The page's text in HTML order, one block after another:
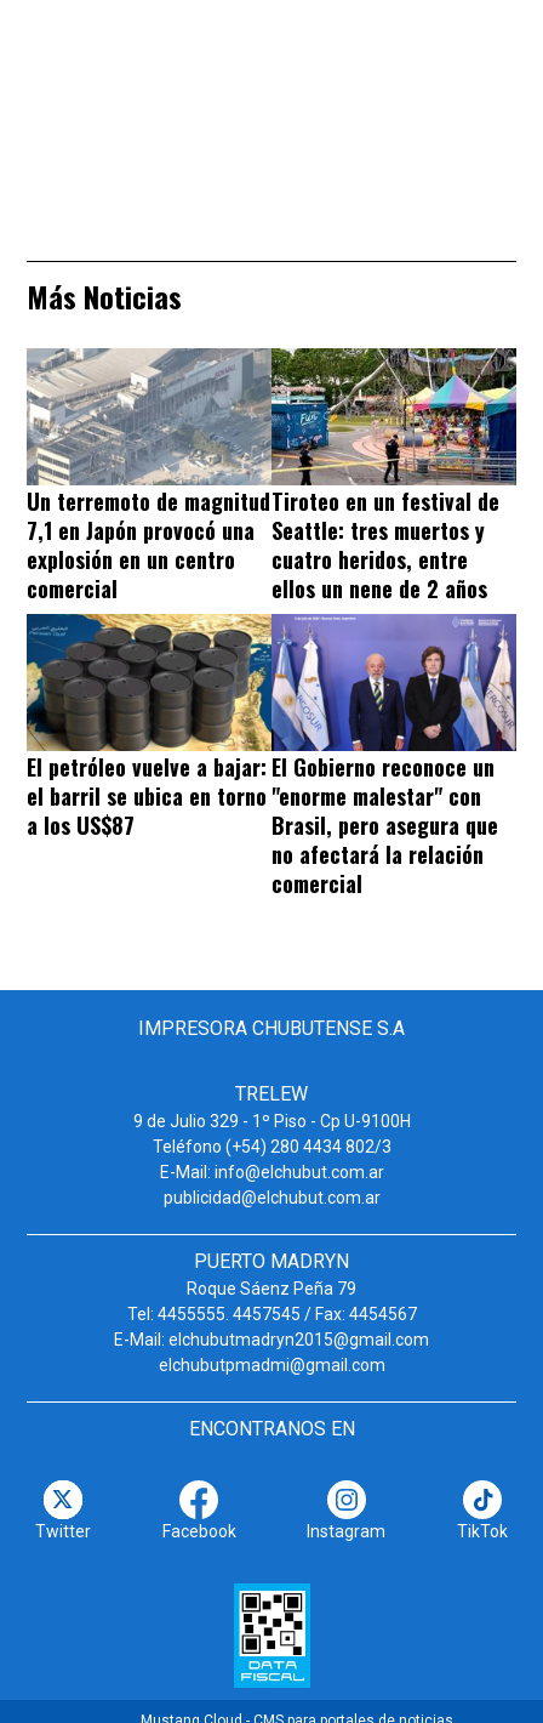
Más Noticias
Un terremoto de magnitud
7,1 en Japón provocó una
explosión en un centro
comercial
Tiroteo en un festival de
Seattle: tres muertos y
cuatro heridos, entre
ellos un nene de 2 años
El petróleo vuelve a bajar:
el barril se ubica en torno
a los US$87
El Gobierno reconoce un
"enorme malestar" con
Brasil, pero asegura que
no afectará la relación
comercial
IMPRESORA CHUBUTENSE S.A
TRELEW
9 de Julio 329 - 1º Piso - Cp U-9100H
Teléfono (+54) 280 4434 802/3
E-Mail: info@elchubut.com.ar
publicidad@elchubut.com.ar
PUERTO MADRYN
Roque Sáenz Peña 79
Tel: 4455555. 4457545 / Fax: 4454567
E-Mail: elchubutmadryn2015@gmail.com
elchubutpmadmi@gmail.com
ENCONTRANOS EN
Twitter Facebook Instagram TikTok